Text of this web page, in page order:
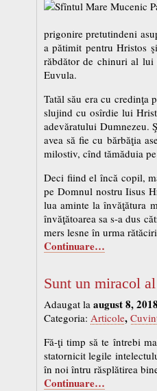
prigonire pretutindeni
a pătimit pentru Hristos
răbdător de chinuri al lui
Euvula.
Tatăl său era cu credinţa
slujind cu osîrdie lui
adevăratului Dumnezeu.
avea să fie cu bărbăţia
milostiv, cînd tămăduia
Deci fiind el încă copil,
pe Domnul nostru Iisus
lua aminte la învăţătura
învăţătoarea sa s-a dus
mers lesne în urma
Continuare…
Sunt un miracol
Adaugat la august 8, 2018
Categoria: Articole,
Fă-ţi timp să te întrebi
statornicit legile
în noi întru răsplătirea
Continuare…